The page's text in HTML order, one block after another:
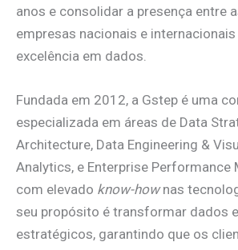
anos e consolidar a presença entre
empresas nacionais e
excelência em dados.
Fundada em 2012, a Gstep é uma
especializada em áreas de Data
Architecture, Data Engineering &
Analytics, e Enterprise Performance
com elevado know-hownas
seu propósito é transformar dados
estratégicos, garantindo que os